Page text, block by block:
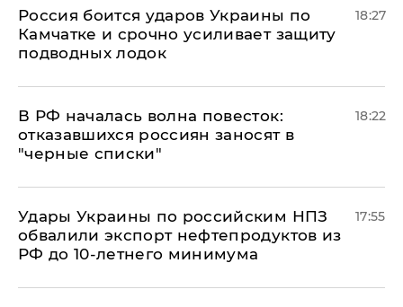
Россия боится ударов Украины по
Камчатке и срочно усиливает защиту
подводных лодок
18:27
​В РФ началась волна повесток:
отказавшихся россиян заносят в
"черные списки"
18:22
Удары Украины по российским НПЗ
обвалили экспорт нефтепродуктов из
РФ до 10-летнего минимума
17:55